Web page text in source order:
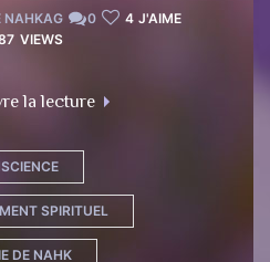
NAHKAG 0 4 J'AIME
VIEWS
la lecture
SPIRITUEL
DE NAHK